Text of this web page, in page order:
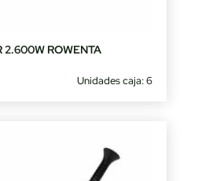
2.600W ROWENTA
Unidades caja: 6